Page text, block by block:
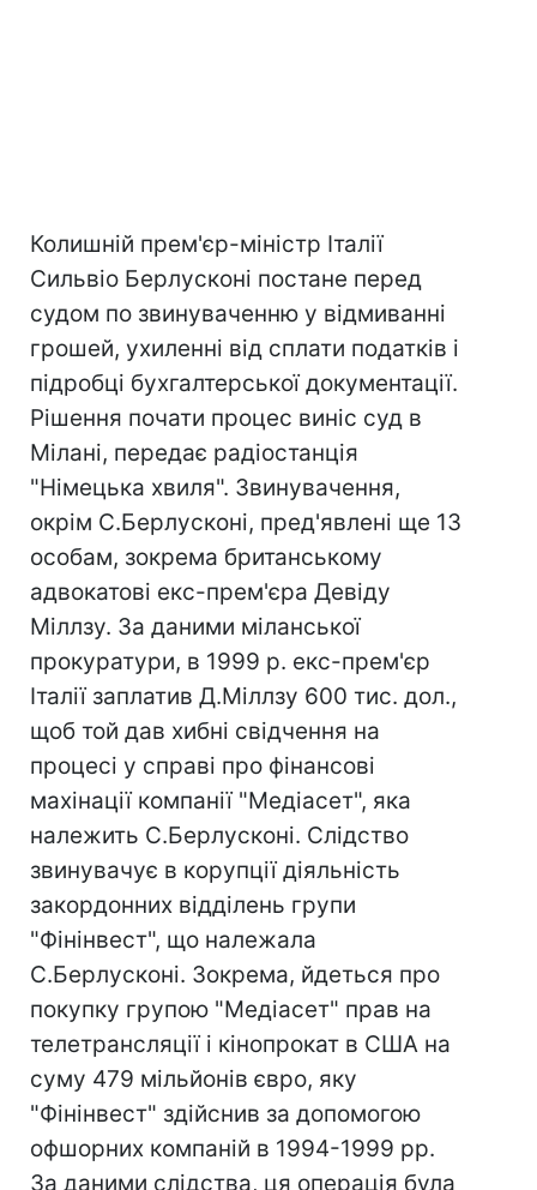
Колишній прем'єр-міністр Італії
Сильвіо Берлусконі постане перед
судом по звинуваченню у відмиванні
грошей, ухиленні від сплати податків і
підробці бухгалтерської документації.
Рішення почати процес виніс суд в
Мілані, передає радіостанція
"Німецька хвиля". Звинувачення,
окрім С.Берлусконі, пред'явлені ще 13
особам, зокрема британському
адвокатові екс-прем'єра Девіду
Міллзу. За даними міланської
прокуратури, в 1999 р. екс-прем'єр
Італії заплатив Д.Міллзу 600 тис. дол.,
щоб той дав хибні свідчення на
процесі у справі про фінансові
махінації компанії "Медіасет", яка
належить С.Берлусконі. Слідство
звинувачує в корупції діяльність
закордонних відділень групи
"Фінінвест", що належала
С.Берлусконі. Зокрема, йдеться про
покупку групою "Медіасет" прав на
телетрансляції і кінопрокат в США на
суму 479 мільйонів євро, яку
"Фінінвест" здійснив за допомогою
офшорних компаній в 1994-1999 рр.
За даними слідства, ця операція була